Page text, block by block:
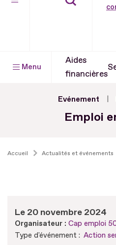
Menu
Aides
financières
Evénement
Emploi
Accueil Actualités et événements
Le 20 novembre 2024
Organisateur : Cap emploi
Type d'événement : Action